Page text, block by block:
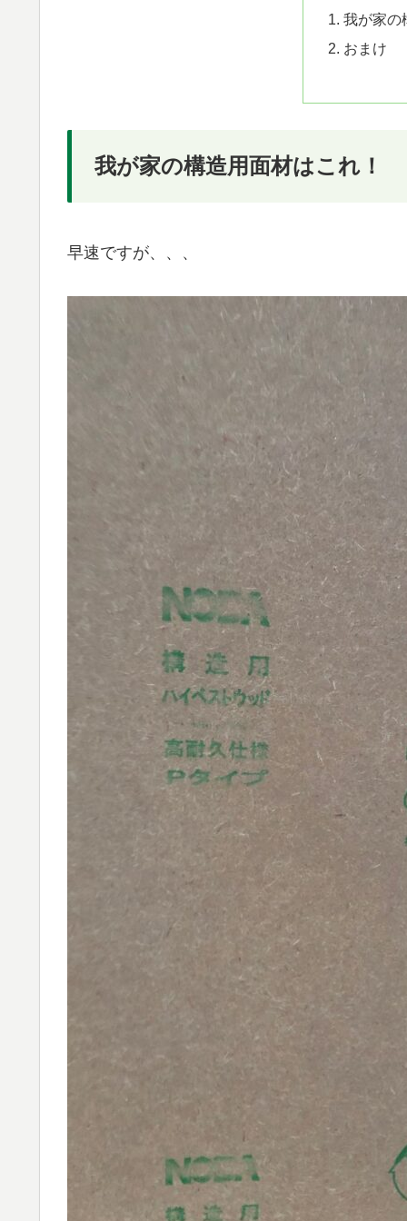
我が家の
おまけ
我が家の構造用面材はこれ！
早速ですが、、、